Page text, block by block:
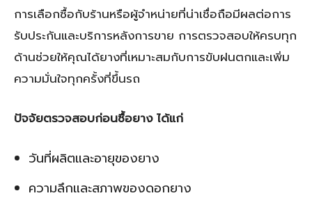
การเลือกซื้อกับร้านหรือผู้จำหน่ายที่น่าเชื่อถือมีผลต่อการ
รับประกันและบริการหลังการขาย การตรวจสอบให้ครบทุก
ด้านช่วยให้คุณได้ยางที่เหมาะสมกับการขับฝนตกและเพิ่ม
ความมั่นใจทุกครั้งที่ขึ้นรถ
ปัจจัยตรวจสอบก่อนซื้อยาง ได้แก่
วันที่ผลิตและอายุของยาง
ความลึกและสภาพของดอกยาง